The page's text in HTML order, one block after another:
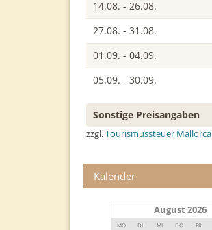
14.08. - 26.08.
27.08. - 31.08.
01.09. - 04.09.
05.09. - 30.09.
Sonstige Preisangaben
zzgl.Tourismussteuer Mallorca
Kalender
August 2026
MO DI MI DO FR